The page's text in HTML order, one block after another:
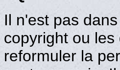
Il n'est pas
copyright ou
reformuler la